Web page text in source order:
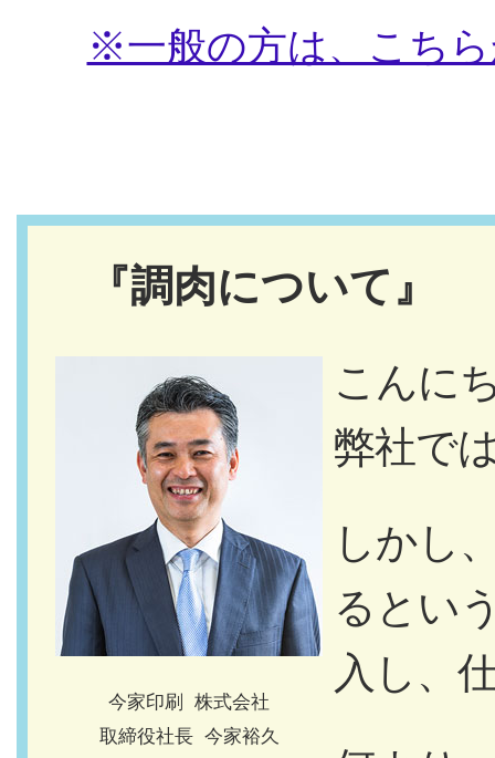
※一般の方は、こち
『調肉について』
今家印刷 株式会社
取締役社長 今家裕久
こんに
弊社で
しかし
るとい
入し、